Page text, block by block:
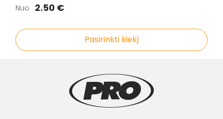
Nuo 2.50 €
Pasirinkti kiekį